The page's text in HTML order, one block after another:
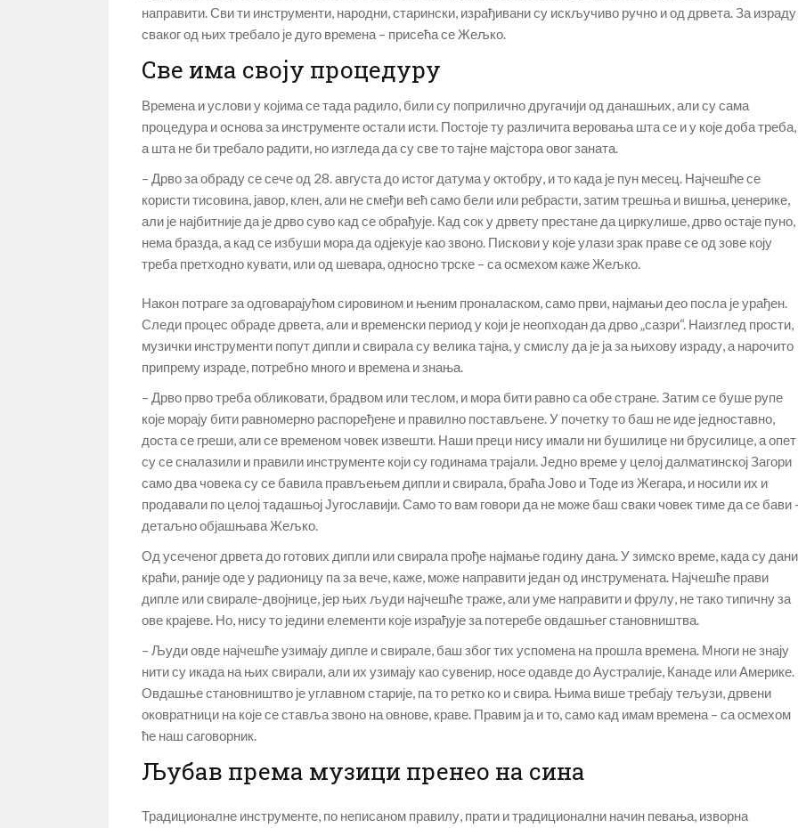
направити. Сви ти инструменти, народни, старински, израђивани су искључиво ручно и од дрвета. За израду
сваког од њих требало је дуго времена – присећа се Жељко.
Све има своју процедуру
Времена и услови у којима се тада радило, били су поприлично другачији од данашњих, али су сама
процедура и основа за инструменте остали исти. Постоје ту различита веровања шта се и у које доба треба,
а шта не би требало радити, но изгледа да су све то тајне мајстора овог заната.
– Дрво за обраду се сече од 28. августа до истог датума у октобру, и то када је пун месец. Најчешће се
користи тисовина, јавор, клен, али не смеђи већ само бели или ребрасти, затим трешња и вишња, џенерике,
али је најбитније да је дрво суво кад се обрађује. Кад сок у дрвету престане да циркулише, дрво остаје пуно,
нема бразда, а кад се избуши мора да одјекује као звоно. Пискови у које улази зрак праве се од зове коју
треба претходно кувати, или од шевара, односно трске – са осмехом каже Жељко.
Након потраге за одговарајућом сировином и њеним проналаском, само први, најмањи део посла је урађен.
Следи процес обраде дрвета, али и временски период у који је неопходан да дрво „сазри“. Наизглед прости,
музички инструменти попут дипли и свирала су велика тајна, у смислу да је ја за њихову израду, а нарочито
припрему израде, потребно много и времена и знања.
– Дрво прво треба обликовати, брадвом или теслом, и мора бити равно са обе стране. Затим се буше рупе
које морају бити равномерно распоређене и правилно постављене. У почетку то баш не иде једноставно,
доста се греши, али се временом човек извешти. Наши преци нису имали ни бушилице ни брусилице, а опет
су се сналазили и правили инструменте који су годинама трајали. Једно време у целој далматинској Загори
само два човека су се бавила прављењем дипли и свирала, браћа Јово и Тоде из Жегара, и носили их и
продавали по целој тадашњој Југославији. Само то вам говори да не може баш сваки човек тиме да се бави
детаљно објашњава Жељко.
Од усеченог дрвета до готових дипли или свирала прође најмање годину дана. У зимско време, када су дани
краћи, раније оде у радионицу па за вече, каже, може направити један од инструмената. Најчешће прави
дипле или свирале-двојнице, јер њих људи најчешће траже, али уме направити и фрулу, не тако типичну за
ове крајеве. Но, нису то једини елементи које израђује за потеребе овдашњег становништва.
– Људи овде најчешће узимају дипле и свирале, баш због тих успомена на прошла времена. Многи не знају
нити су икада на њих свирали, али их узимају као сувенир, носе одавде до Аустралије, Канаде или Америке.
Овдашње становништво је углавном старије, па то ретко ко и свира. Њима више требају тељузи, дрвени
оковратници на које се ставља звоно на овнове, краве. Правим ја и то, само кад имам времена – са осмехом
ће наш саговорник.
Љубав према музици пренео на сина
Традиционалне инструменте, по неписаном правилу, прати и традиционални начин певања, изворна